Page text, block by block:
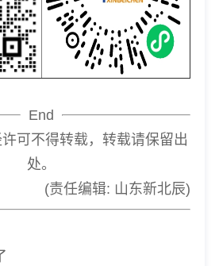
End
可不得转载，转载请保留出
处。
(责任编辑: 山东新北辰)